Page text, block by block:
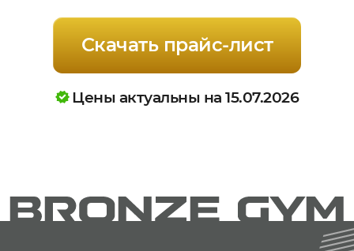
Скачать прайс-лист
Цены актуальны на 15.07.2026